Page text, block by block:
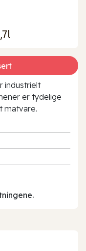
industrielt
er tydelige
matvare.